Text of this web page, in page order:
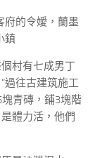
府的令嬡，蘭墨
鎮
村有七成男丁
過往古建筑施工
青磚，鋪3塊階
體力活，他們